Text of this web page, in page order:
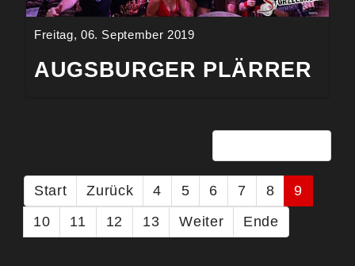
Freitag, 06. September 2019
AUGSBURGER PLÄRRER
Start Zurück 4 5 6 7 8
9
10
11 12 13 Weiter Ende